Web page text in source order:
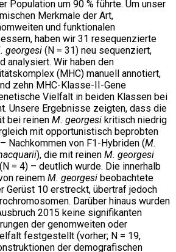
Population um 90 % führte. Um unser
Merkmale der Art,
und funktionalen
haben wir 31 resequenzierte
georgesi (N = 31) neu sequenziert,
analysiert. Wir haben den
(MHC) manuell annotiert,
zehn MHC-Klasse-II-Gene
Vielfalt in beiden Klassen bei
Unsere Ergebnisse zeigten, dass die
bei reinen M. georgesi kritisch niedrig
mit opportunistisch beprobten
Nachkommen von F1-Hybriden (M.
), die mit reinen M. georgesi
= 4) – deutlich wurde. Die innerhalb
reinem M. georgesi beobachtete
Gerüst 10 erstreckt, übertraf jedoch
Darüber hinaus wurden
2015 keine signifikanten
der genomweiten oder
festgestellt (vorher; N = 19,
der demografischen